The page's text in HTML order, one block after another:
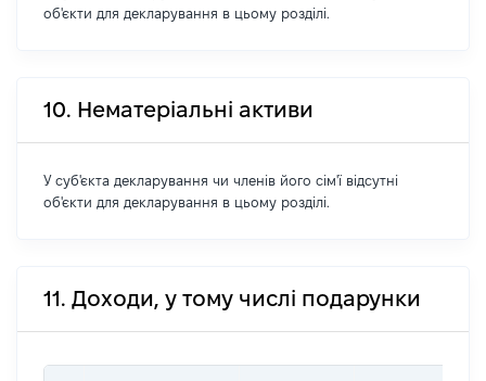
об'єкти для декларування в цьому розділі.
10. Нематеріальні активи
У суб'єкта декларування чи членів його сім'ї відсутні
об'єкти для декларування в цьому розділі.
11. Доходи, у тому числі подарунки